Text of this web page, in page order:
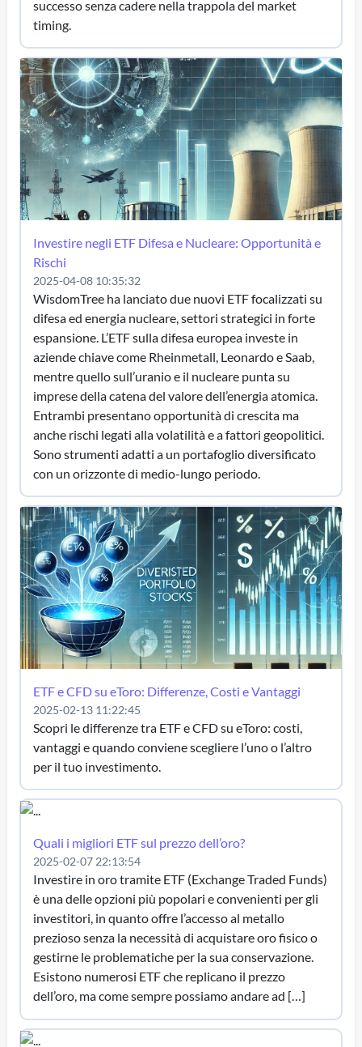
successo senza cadere nella trappola del market
timing.
Investire negli ETF Difesa e Nucleare: Opportunità e
Rischi
2025-04-08 10:35:32
WisdomTree ha lanciato due nuovi ETF focalizzati su
difesa ed energia nucleare, settori strategici in forte
espansione. L’ETF sulla difesa europea investe in
aziende chiave come Rheinmetall, Leonardo e Saab,
mentre quello sull’uranio e il nucleare punta su
imprese della catena del valore dell’energia atomica.
Entrambi presentano opportunità di crescita ma
anche rischi legati alla volatilità e a fattori geopolitici.
Sono strumenti adatti a un portafoglio diversificato
con un orizzonte di medio-lungo periodo.
ETF e CFD su eToro: Differenze, Costi e Vantaggi
2025-02-13 11:22:45
Scopri le differenze tra ETF e CFD su eToro: costi,
vantaggi e quando conviene scegliere l’uno o l’altro
per il tuo investimento.
Quali i migliori ETF sul prezzo dell’oro?
2025-02-07 22:13:54
Investire in oro tramite ETF (Exchange Traded Funds)
è una delle opzioni più popolari e convenienti per gli
investitori, in quanto offre l’accesso al metallo
prezioso senza la necessità di acquistare oro fisico o
gestirne le problematiche per la sua conservazione.
Esistono numerosi ETF che replicano il prezzo
dell’oro, ma come sempre possiamo andare ad […]